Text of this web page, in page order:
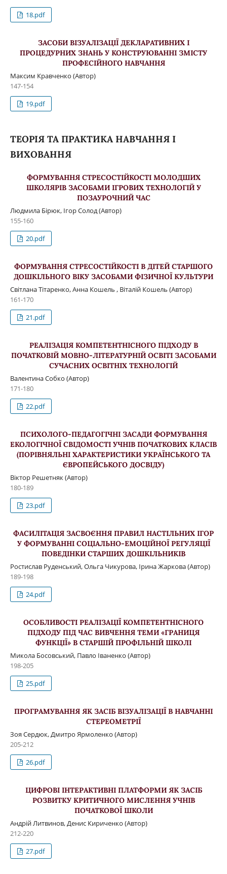
18.pdf
ЗАСОБИ ВІЗУАЛІЗАЦІЇ ДЕКЛАРАТИВНИХ І
ПРОЦЕДУРНИХ ЗНАНЬ У КОНСТРУЮВАННІ ЗМІСТУ
ПРОФЕСІЙНОГО НАВЧАННЯ
Максим Кравченко (Автор)
147-154
19.pdf
ТЕОРІЯ ТА ПРАКТИКА НАВЧАННЯ І
ВИХОВАННЯ
ФОРМУВАННЯ СТРЕСОСТІЙКОСТІ МОЛОДШИХ
ШКОЛЯРІВ ЗАСОБАМИ ІГРОВИХ ТЕХНОЛОГІЙ У
ПОЗАУРОЧНИЙ ЧАС
Людмила Бірюк, Ігор Солод (Автор)
155-160
20.pdf
ФОРМУВАННЯ СТРЕСОСТІЙКОСТІ В ДІТЕЙ СТАРШОГО
ДОШКІЛЬНОГО ВІКУ ЗАСОБАМИ ФІЗИЧНОЇ КУЛЬТУРИ
Світлана Тітаренко, Анна Кошель , Віталій Кошель (Автор)
161-170
21.pdf
РЕАЛІЗАЦІЯ КОМПЕТЕНТНІСНОГО ПІДХОДУ В
ПОЧАТКОВІЙ МОВНО-ЛІТЕРАТУРНІЙ ОСВІТІ ЗАСОБАМИ
СУЧАСНИХ ОСВІТНІХ ТЕХНОЛОГІЙ
Валентина Собко (Автор)
171-180
22.pdf
ПСИХОЛОГО-ПЕДАГОГІЧНІ ЗАСАДИ ФОРМУВАННЯ
ЕКОЛОГІЧНОЇ СВІДОМОСТІ УЧНІВ ПОЧАТКОВИХ КЛАСІВ
(ПОРІВНЯЛЬНІ ХАРАКТЕРИСТИКИ УКРАЇНСЬКОГО ТА
ЄВРОПЕЙСЬКОГО ДОСВІДУ)
Віктор Решетняк (Автор)
180-189
23.pdf
ФАСИЛІТАЦІЯ ЗАСВОЄННЯ ПРАВИЛ НАСТІЛЬНИХ ІГОР
У ФОРМУВАННІ СОЦІАЛЬНО-ЕМОЦІЙНОЇ РЕГУЛЯЦІЇ
ПОВЕДІНКИ СТАРШИХ ДОШКІЛЬНИКІВ
Ростислав Руденський, Ольга Чикурова, Ірина Жаркова (Автор)
189-198
24.pdf
ОСОБЛИВОСТІ РЕАЛІЗАЦІЇ КОМПЕТЕНТНІСНОГО
ПІДХОДУ ПІД ЧАС ВИВЧЕННЯ ТЕМИ «ГРАНИЦЯ
ФУНКЦІЇ» В СТАРШІЙ ПРОФІЛЬНІЙ ШКОЛІ
Микола Босовський, Павло Іваненко (Автор)
198-205
25.pdf
ПРОГРАМУВАННЯ ЯК ЗАСІБ ВІЗУАЛІЗАЦІЇ В НАВЧАННІ
СТЕРЕОМЕТРІЇ
Зоя Сердюк, Дмитро Ярмоленко (Автор)
205-212
26.pdf
ЦИФРОВІ ІНТЕРАКТИВНІ ПЛАТФОРМИ ЯК ЗАСІБ
РОЗВИТКУ КРИТИЧНОГО МИСЛЕННЯ УЧНІВ
ПОЧАТКОВОЇ ШКОЛИ
Андрій Литвинов, Денис Кириченко (Автор)
212-220
27.pdf